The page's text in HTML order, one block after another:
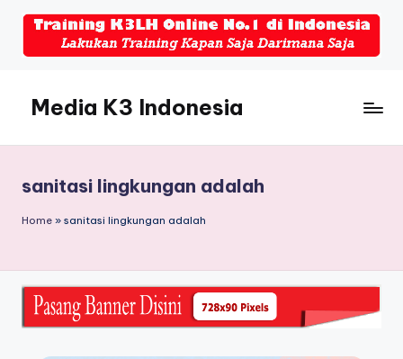
Media K3 Indonesia
Seputar
Dunia
K3LH
sanitasi lingkungan adalah
Home » sanitasi lingkungan adalah